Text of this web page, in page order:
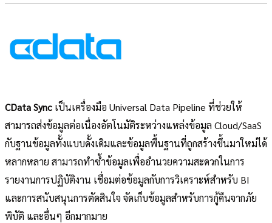
CData Sync เป็นเครื่องมือ Universal Data Pipeline ที่ช่วยให้
สามารถส่งข้อมูลต่อเนื่องอัตโนมัติระหว่างแหล่งข้อมูล Cloud/SaaS
กับฐานข้อมูลทั้งแบบดั้งเดิมและข้อมูลพื้นฐานที่ถูกสร้างขึ้นมาใหม่ได้
หลากหลาย สามารถทำซ้ำข้อมูลเพื่ออำนวยความสะดวกในการ
รายงานการปฏิบัติงาน เชื่อมต่อข้อมูลกับการวิเคราะห์สำหรับ BI
และการสนับสนุนการตัดสินใจ จัดเก็บข้อมูลสำหรับการกู้คืนจากภัย
พิบัติ และอื่นๆ อีกมากมาย